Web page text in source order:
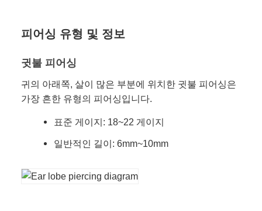
피어싱 유형 및 정보
귓불 피어싱
귀의 아래쪽, 살이 많은 부분에 위치한 귓불 피어싱은
가장 흔한 유형의 피어싱입니다.
표준 게이지: 18~22 게이지
일반적인 길이: 6mm~10mm